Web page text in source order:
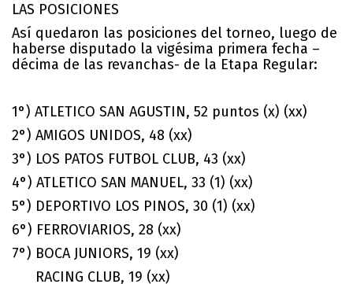
LAS POSICIONES
Así quedaron las posiciones del torneo, luego de
haberse disputado la vigésima primera fecha –
décima de las revanchas- de la Etapa Regular:
1°) ATLETICO SAN AGUSTIN, 52 puntos (x) (xx)
2°) AMIGOS UNIDOS, 48 (xx)
3°) LOS PATOS FUTBOL CLUB, 43 (xx)
4°) ATLETICO SAN MANUEL, 33 (1) (xx)
5°) DEPORTIVO LOS PINOS, 30 (1) (xx)
6°) FERROVIARIOS, 28 (xx)
7°) BOCA JUNIORS, 19 (xx)
RACING CLUB, 19 (xx)